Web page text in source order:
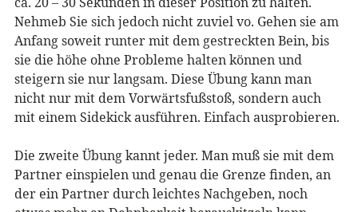
Nehmeb Sie sich jedoch nicht zuviel vo. Gehen sie am
Anfang soweit runter mit dem gestreckten Bein, bis
sie die höhe ohne Probleme halten können und
steigern sie nur langsam. Diese Übung kann man
nicht nur mit dem Vorwärtsfußstoß, sondern auch
mit einem Sidekick ausführen. Einfach ausprobieren.
Die zweite Übung kannt jeder. Man muß sie mit dem
Partner einspielen und genau die Grenze finden, an
der ein Partner durch leichtes Nachgeben, noch